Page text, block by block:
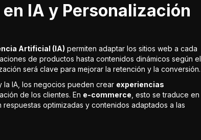
IA y Personalización
Artificial (IA) permiten adaptar los sitios web a cada
de productos hasta contenidos dinámicos según el
será clave para mejorar la retención y la conversión.
la IA, los negocios pueden crear experiencias
de los clientes. En e-commerce , esto se traduce en
optimizadas y contenidos adaptados a las